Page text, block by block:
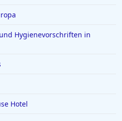
Hygienevorschriften in
Hotel